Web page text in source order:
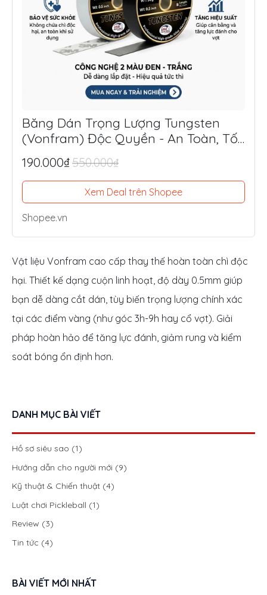
Băng Dán Trọng Lượng Tungsten
(Vonfram) Độc Quyền - An Toàn, Tối
Ưu Lực Đánh, Điểm Ngọt
190.000₫550.000₫
Xem Deal trên Shopee
Shopee.vn
Vật liệu Vonfram cao cấp thay thế hoàn toàn chì độc
hại. Thiết kế dạng cuộn linh hoạt, độ dày 0.5mm giúp
bạn dễ dàng cắt dán, tùy biến trọng lượng chính xác
tại các điểm vàng (như góc 3h-9h hay cổ vợt). Giải
pháp hoàn hảo để tăng lực đánh, giảm rung và kiểm
soát bóng ổn định hơn.
DANH MỤC BÀI VIẾT
Hồ sơ siêu sao (1)
Hướng dẫn cho người mới (9)
Kỹ thuật & Chiến thuật (4)
Luật chơi Pickleball (1)
Review (3)
Tin tức (4)
BÀI VIẾT MỚI NHẤT